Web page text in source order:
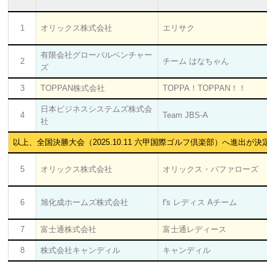
1 オリックス株式会社 エリサク
2
有限会社グローバルベンチャー
ズ
チーム はなちゃん
3 TOPPAN株式会社 TOPPA！TOPPAN！！
4
日本ビジネスシステムズ株式会
社
Team JBS-A
以上、全国決勝大会（2025.10.11 六甲国際ゴルフ倶楽部）へ進出が決定
5 オリックス株式会社 オリックス・バファローズ
6 旭化成ホームズ株式会社 f's レディス Aチーム
7 富士通株式会社 富士通レディース
8 株式会社キャンディル キャンディル